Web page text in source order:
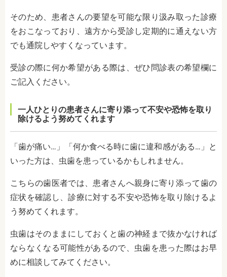
そのため、患者さんの要望を可能な限り汲み取った診療
をおこなっており、遠方から受診し定期的に通えない方
でも通院しやすくなっています。
受診の際に何か希望がある際は、ぜひ問診表の希望欄に
ご記入ください。
一人ひとりの患者さんに寄り添って不安や恐怖を取り
除けるよう努めてくれます
「歯が痛い…」「何か食べる時に歯に違和感がある…」と
いった方は、虫歯を患っているかもしれません。
こちらの歯医者では、患者さんへ親身に寄り添って歯の
症状を確認し、診療に対する不安や恐怖を取り除けるよ
う努めてくれます。
虫歯はそのままにしておくと歯の神経まで抜かなければ
ならなくなる可能性があるので、虫歯を患った際はお早
めに相談してみてください。